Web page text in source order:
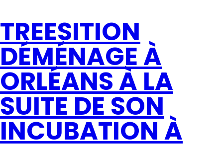
TREESITION
DÉMÉNAGE À
ORLÉANS À LA
SUITE DE SON
INCUBATION À